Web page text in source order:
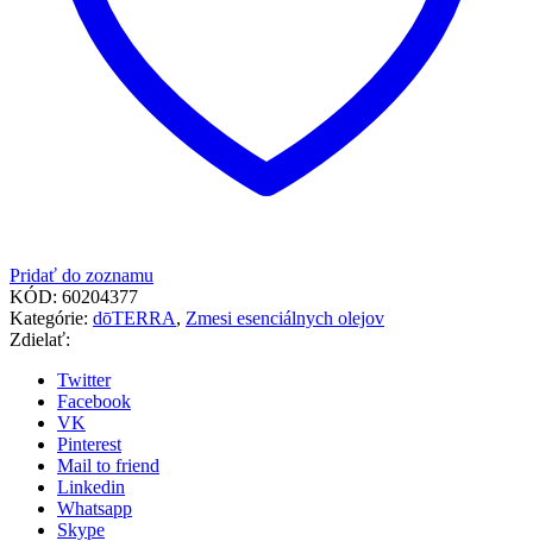
Pridať do zoznamu
KÓD: 60204377
Kategórie: dōTERRA, Zmesi esenciálnych olejov
Zdielať:
Twitter
Facebook
VK
Pinterest
Mail to friend
Linkedin
Whatsapp
Skype